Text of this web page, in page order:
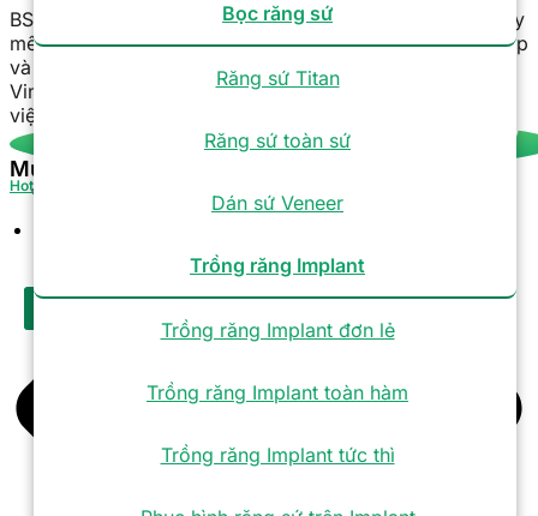
Bọc răng sứ
Răng sứ Titan
Răng sứ toàn sứ
Dán sứ Veneer
Trồng răng Implant
Trồng răng Implant đơn lẻ
Trồng răng Implant toàn hàm
Trồng răng Implant tức thì
Tra cứu bảo hành
Hotline
BS. CKI Hoàng Hữu Tùng | Hơn 26 năm kinh nghiệm Gây
mê hồi sức, chuyên thực hiện các ca phẫu thuật phức tạp
và bệnh nhân nguy cơ cao. Ông từng làm việc tại
Vinmec, Kangnam và hiện là Phó Trưởng khoa tại Bệnh
viện Răng Hàm Mặt Sài Gòn Tâm Đức.
Mục lục